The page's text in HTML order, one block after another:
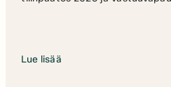
Ammattiviestintä Oy:n osalta.–
Lue lisää